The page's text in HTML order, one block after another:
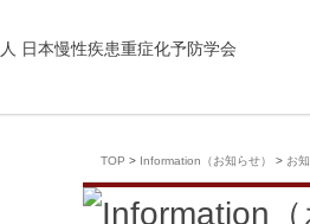
TOP Information（お知らせ） お